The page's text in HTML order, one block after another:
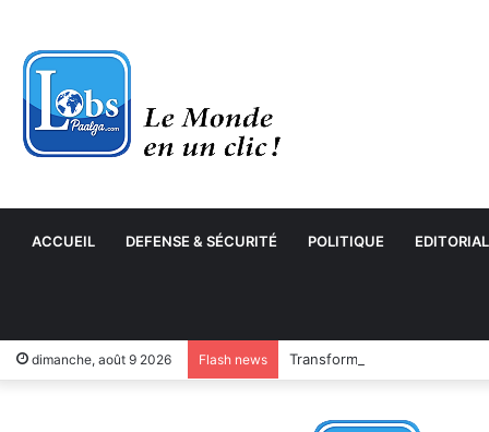
ACCUEIL DEFENSE & SÉCURITÉ POLITIQUE EDITORIAL
dimanche, août 9 2026 Flash news Transformation numérique :